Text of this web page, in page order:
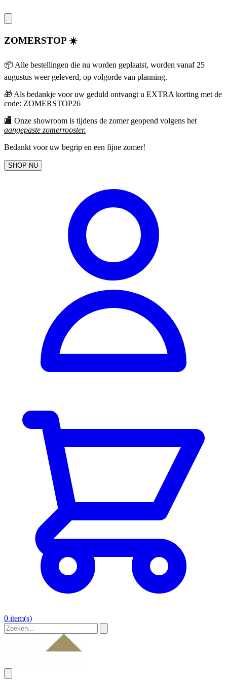
ZOMERSTOP ☀️
📦 Alle bestellingen die nu worden geplaatst, worden vanaf 25
augustus weer geleverd, op volgorde van planning.
🎁 Als bedankje voor uw geduld ontvangt u EXTRA korting met de
code: ZOMERSTOP26
🏬 Onze showroom is tijdens de zomer geopend volgens het
aangepaste zomerrooster.
Bedankt voor uw begrip en een fijne zomer!
SHOP NU
0 item(s)